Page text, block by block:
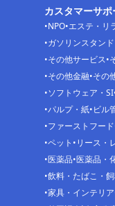
カスタマーサ
NPO エステ・リ
ガソリンスタン
その他サービス
その他金融 その
ソフトウェア・SI
パルプ・紙 ビル
ファーストフード
ペット リース・
医薬品 医薬品・
飲料・たばこ・
家具・インテリア